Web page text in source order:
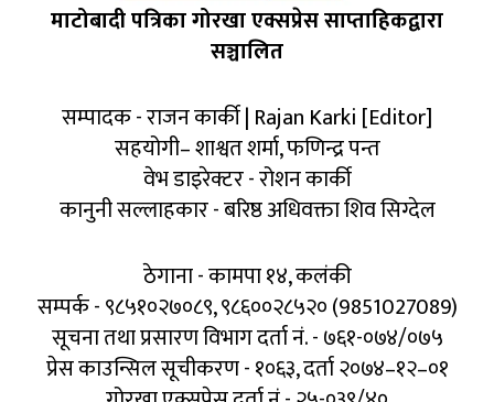
माटोबादी पत्रिका गोरखा एक्सप्रेस साप्ताहिकद्वारा
सञ्चालित
सम्पादक - राजन कार्की | Rajan Karki [Editor]
सहयोगी– शाश्वत शर्मा, फणिन्द्र पन्त
वेभ डाइरेक्टर - रोशन कार्की
कानुनी सल्लाहकार - बरिष्ठ अधिवक्ता शिव सिग्देल
ठेगाना - कामपा १४, कलंकी
सम्पर्क - ९८५१०२७०८९, ९८६००२८५२० (9851027089)
सूचना तथा प्रसारण विभाग दर्ता नं. - ७६१-०७४/०७५
प्रेस काउन्सिल सूचीकरण - १०६३, दर्ता २०७४–१२–०१